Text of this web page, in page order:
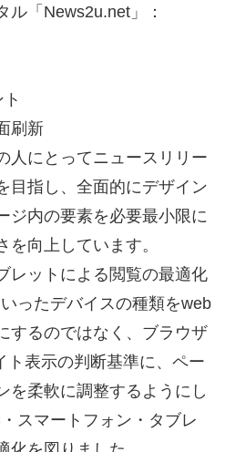
ル「News2u.net」：
刷新
人にとってニュースリリー
目指し、全面的にデザイン
ジ内の要素を必要最小限に
向上しています。
レットによる閲覧の最適化
ったデバイスの種類をweb
するのではなく、ブラウザ
ト表示の判断基準に、ペー
を柔軟に調整するようにし
スマートフォン・タブレ